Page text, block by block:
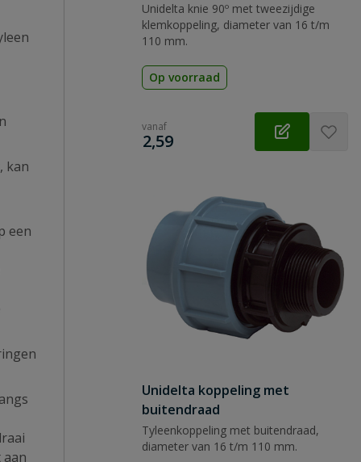
kan
een
Unidelta knie 90º met tweezijdige
klemkoppeling, diameter van 16 t/m
110 mm.
Op voorraad
vanaf
€
2,59
Unidelta koppeling met
buitendraad
Tyleenkoppeling met buitendraad,
diameter van 16 t/m 110 mm.